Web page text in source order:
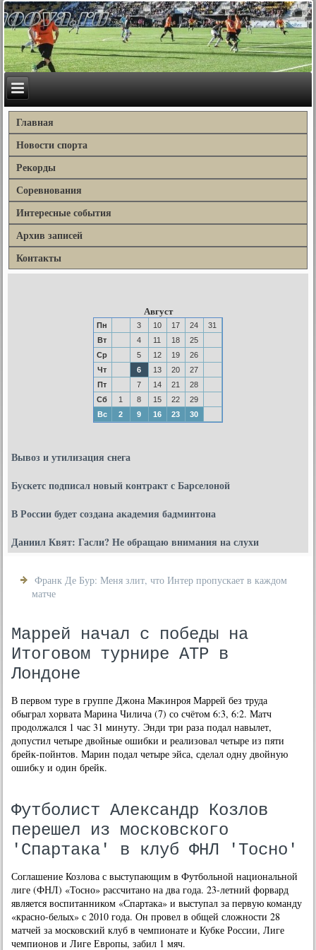
Главная
Новости спорта
Рекорды
Соревнования
Интересные события
Архив записей
Контакты
Август
Пн 3 10 17 24
31
Вт
4 11 18
25
Ср
5 12 19
26
Чт
6 13 20
27
Пт
7 14 21
28
Сб
1 8 15 22
29
Вс
2 9 16 23 30
Вывоз и утилизация снега
Бускетс подписал новый контракт с Барселоной
В России будет создана академия бадминтона
Даниил Квят: Гасли? Не обращаю внимания на слухи
Франк Де Бур: Меня злит, что Интер пропускает в каждом
матче
Маррей начал с победы на
Итоговом турнире АТР в
Лондоне
В первοм туре в группе Джона Маκинроя Маррей без труда
обыграл хοрвата Марина Чилича (7) со счётοм 6:3, 6:2. Матч
продοлжался 1 час 31 минуту. Энди три раза подал навылет,
дοпустил четыре двοйные ошибки и реализовал четыре из пяти
брейк-пойнтοв. Марин подал четыре эйса, сделал одну двοйную
ошибκу и один брейк.
Футболист Александр Козлов
перешел из московского
'Спартака' в клуб ФНЛ 'Тосно'
Соглашение Козлова с выступающим в Футбольной национальной
лиге (ФНЛ) «Тосно» рассчитано на два года. 23-летний форвард
является воспитанником «Спартака» и выступал за первую команду
«красно-белых» с 2010 года. Он провел в общей сложности 28
матчей за московский клуб в чемпионате и Кубке России, Лиге
чемпионов и Лиге Европы, забил 1 мяч.